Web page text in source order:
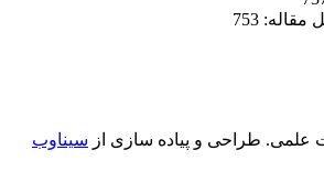
753
علمی. طراحی و پیاده سازی از سیناوب